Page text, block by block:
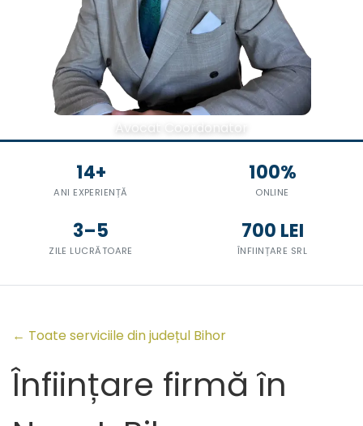
Avocat Coordonator
14+
ANI EXPERIENȚĂ
100%
ONLINE
3–5
ZILE LUCRĂTOARE
700 LEI
ÎNFIINȚARE SRL
← Toate serviciile din județul Bihor
Înființare firmă în